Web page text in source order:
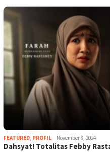
FEATURED, PROFIL November 8, 2024
Dahsyat! Totalitas Febby